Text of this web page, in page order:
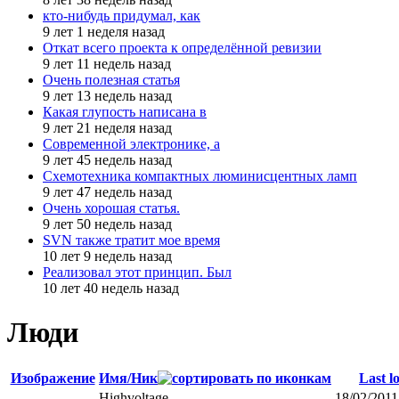
кто-нибудь придумал, как
9 лет 1 неделя назад
Откат всего проекта к определённой ревизии
9 лет 11 недель назад
Очень полезная статья
9 лет 13 недель назад
Какая глупость написана в
9 лет 21 неделя назад
Современной электронике, а
9 лет 45 недель назад
Схемотехника компактных люминисцентных ламп
9 лет 47 недель назад
Очень хорошая статья.
9 лет 50 недель назад
SVN также тратит мое время
10 лет 9 недель назад
Реализовал этот принцип. Был
10 лет 40 недель назад
Люди
Изображение Имя/Ник
Last